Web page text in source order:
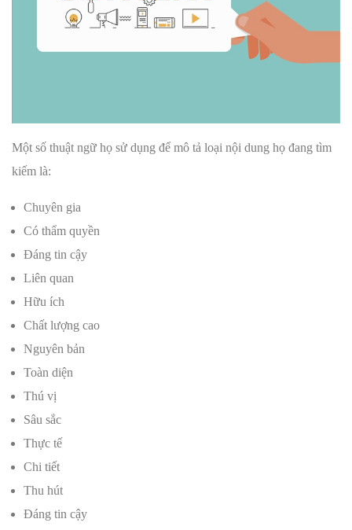
Một số thuật ngữ họ sử dụng để mô tả loại nội dung họ đang tìm
kiếm là:
Chuyên gia
Có thẩm quyền
Đáng tin cậy
Liên quan
Hữu ích
Chất lượng cao
Nguyên bản
Toàn diện
Thú vị
Sâu sắc
Thực tế
Chi tiết
Thu hút
Đáng tin cậy